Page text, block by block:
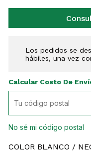
Los pedidos se
hábiles, una vez
Calcular Costo De
No sé mi código postal
COLOR BLANCO /